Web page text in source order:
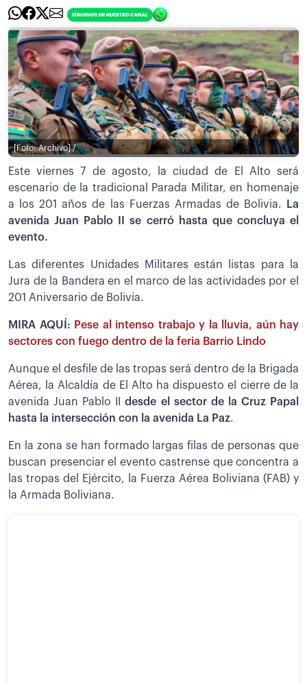
[Foto: Archivo] /
Este viernes 7 de agosto, la ciudad de El Alto será
escenario de la tradicional Parada Militar, en homenaje
a los 201 años de las Fuerzas Armadas de Bolivia.
La
avenida Juan Pablo II se cerró hasta que concluya el
evento.
Las diferentes Unidades Militares están listas para la
Jura de la Bandera en el marco de las actividades por el
201 Aniversario de Bolivia.
MIRA AQUÍ: Pese al intenso trabajo y la lluvia, aún hay
sectores con fuego dentro de la feria Barrio Lindo
Aunque el desfile de las tropas será dentro de la Brigada
Aérea, la Alcaldía de El Alto ha dispuesto el cierre de la
avenida Juan Pablo IIdesde el sector de la Cruz Papal
hasta la intersección con la avenida La Paz.
En la zona se han formado largas filas de personas que
buscan presenciar el evento castrense que concentra a
las tropas del Ejército, la Fuerza Aérea Boliviana (FAB) y
la Armada Boliviana.